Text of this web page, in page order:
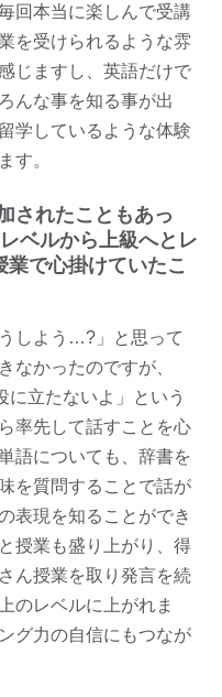
回本当に楽しんで受講
を受けられるような雰
じますし、英語だけで
んな事を知る事が出
学しているような体験
す。
されたこともあっ
ベルから上級へとレ
で心掛けていたこ
しよう…?」と思って
なかったのですが、
に立たないよ」という
率先して話すことを心
語についても、辞書を
を質問することで話が
表現を知ることができ
授業も盛り上がり、得
ん授業を取り発言を続
のレベルに上がれま
グ力の自信にもつなが